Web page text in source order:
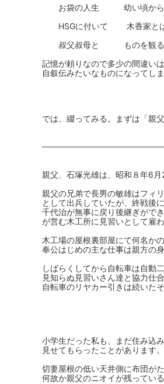
お袋の人生 幼い頃か
HSGに付いて 木
叔父叔母と ものを
記憶が頼りなので多少の間違い
自叙伝みたいなものになってし
令和三年
では、綴ってみる。まずは「親
親父、石塚光雄は、昭和８年6
親父の兄弟で長男の敏雄はフィ
として出兵していたが、終戦後に
千代治が無事に戻り後継ぎがで
が営む木工所に見習いとして雇わ
木工場の屋根裏部屋にて何名か
奉公はじめの主な仕事は親方の
しばらくしてから自転車は自動
見知らぬ見習いさん達と協力仕
自転車のリヤカー引きは続いたそ
小学生だった私も、まだ住み込
見せてもらったことがあります。
切妻屋根の低い天井側に布団が
何故か親父のニオイが残っている